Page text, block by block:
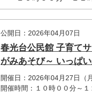
公開日：2026年04月07日
春光台公民館 子育て
がみあそび～ いっぱ
開催日：2026年04月27日（月
開催時間：１０時００分～